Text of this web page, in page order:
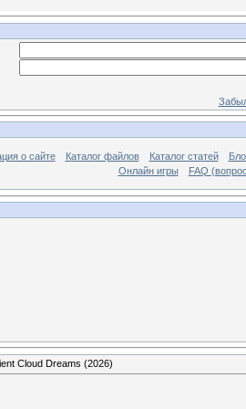
о сайте Каталог файлов Каталог статей
Онлайн игры
FAQ
Cloud Dreams (2026)